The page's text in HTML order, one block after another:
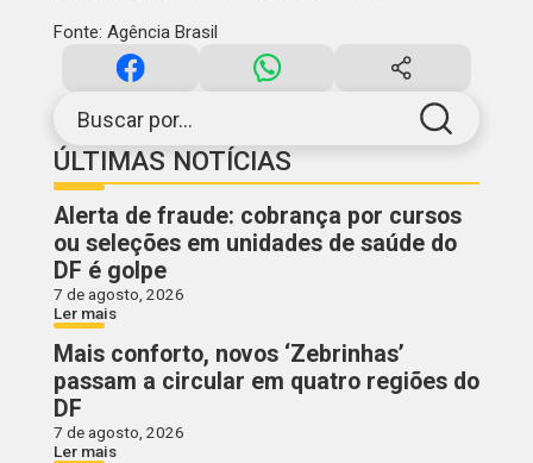
Buscar por...
ÚLTIMAS NOTÍCIAS
Alerta de fraude: cobrança por cursos
ou seleções em unidades de saúde do
DF é golpe
7 de agosto, 2026
Ler mais
Mais conforto, novos ‘Zebrinhas’
passam a circular em quatro regiões do
DF
7 de agosto, 2026
Ler mais
Fonte: Agência Brasil